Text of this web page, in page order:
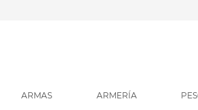
ARMAS ARMERÍA